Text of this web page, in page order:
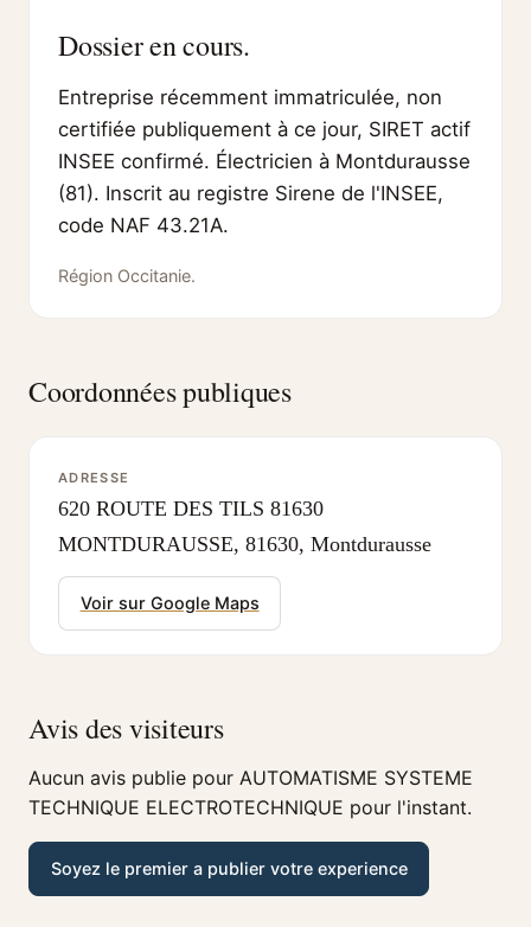
Dossier en cours.
Entreprise récemment immatriculée, non
certifiée publiquement à ce jour, SIRET actif
INSEE confirmé. Électricien à Montdurausse
(81). Inscrit au registre Sirene de l'INSEE,
code NAF 43.21A.
Région Occitanie.
Coordonnées publiques
ADRESSE
620 ROUTE DES TILS 81630
MONTDURAUSSE, 81630, Montdurausse
Voir sur Google Maps
Avis des visiteurs
Aucun avis publie pour AUTOMATISME SYSTEME
TECHNIQUE ELECTROTECHNIQUE pour l'instant.
Soyez le premier a publier votre experience